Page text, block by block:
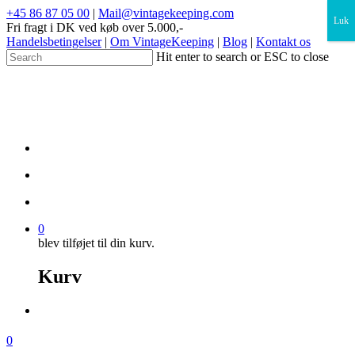
+45 86 87 05 00 | Mail@vintagekeeping.com
Fri fragt i DK ved køb over 5.000,-
Handelsbetingelser| Om VintageKeeping | Blog | Kontakt os
Hit enter to search or ESC to close
0
blev tilføjet til din kurv.
Kurv
0
×
Luk